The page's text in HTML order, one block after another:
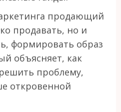
продающий
продавать, но и
формировать образ
объясняет, как
проблему,
откровенной